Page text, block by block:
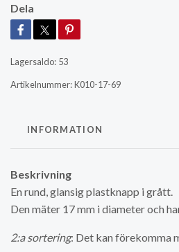
Dela
Lagersaldo: 53
Artikelnummer:K010-17-69
INFORMATION
Beskrivning
En rund, glansig plastknapp i grått.
Den mäter 17 mm i diameter och
2:a sortering: Det kan förekomma